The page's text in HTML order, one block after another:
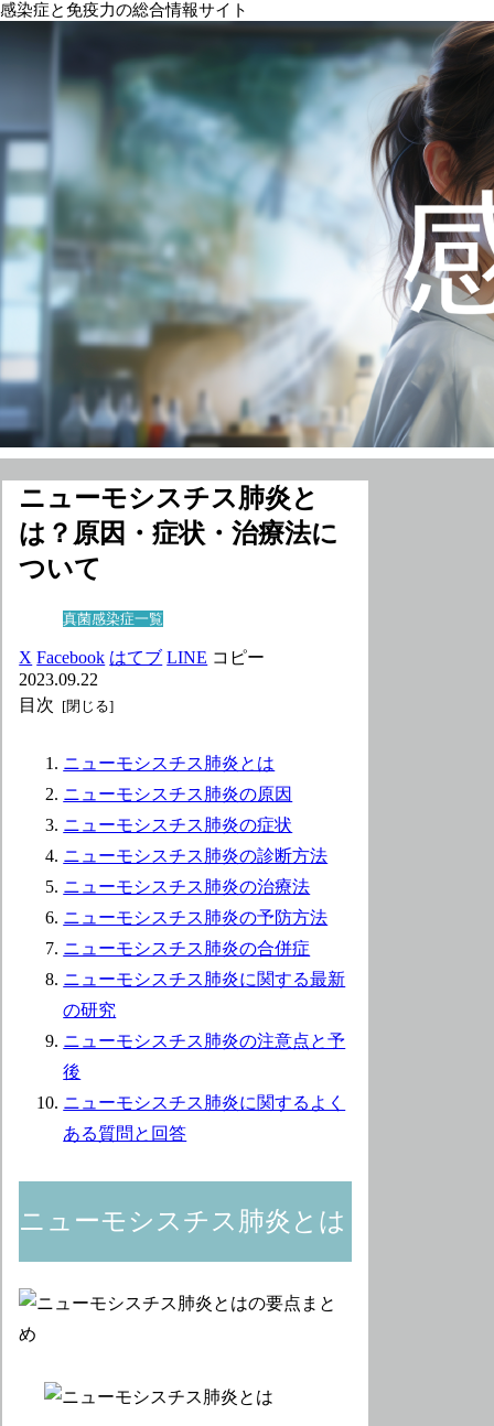
感染症と免疫力の総合情報サイト
ニューモシスチス肺炎と
は？原因・症状・治療法に
ついて
真菌感染症一覧
X Facebook はてブ LINE コピー
2023.09.22
目次
ニューモシスチス肺炎とは
ニューモシスチス肺炎の原因
ニューモシスチス肺炎の症状
ニューモシスチス肺炎の診断方法
ニューモシスチス肺炎の治療法
ニューモシスチス肺炎の予防方法
ニューモシスチス肺炎の合併症
ニューモシスチス肺炎に関する最新
の研究
ニューモシスチス肺炎の注意点と予
後
ニューモシスチス肺炎に関するよく
ある質問と回答
ニューモシスチス肺炎とは